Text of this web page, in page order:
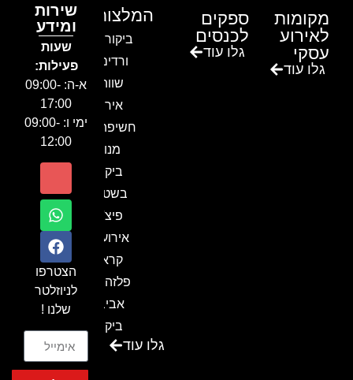
מקומות
לאירוע
עסקי
גלו עוד
ספקים
לכנסים
גלו עוד
המלצות
ביקור בגן
ורדים –
שווה!!
אירוע
חשיפה- זיו
מנור
ביקור
בשטח-
פיצ'ר
אירועים
קראון
פלזה תל
אביב-
ביקור
בכנסגלו עוד
שירות
ומידע
שעות
פעילות:
א-ה: 09:00-
17:00
ימי ו: 09:00-
12:00
הצטרפו
לניוזלטר
שלנו !